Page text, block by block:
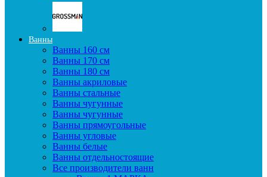
Ванны
Ванны 160 см
Ванны 170 см
Ванны 180 см
Ванны акриловые
Ванны стальные
Ванны чугунные
Ванны чугунные
Ванны прямоугольные
Ванны угловые
Ванны белые
Ванны отдельностоящие
Все производители ванн